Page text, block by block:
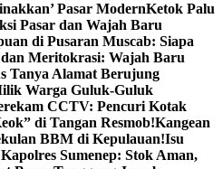
Pasar ModernKetok Palu
Pasar dan Wajah Baru
di Pusaran Muscab: Siapa
dan Meritokrasi: Wajah Baru
Tanya Alamat Berujung
Warga Guluk-Guluk
CCTV: Pencuri Kotak
di Tangan Resmob!Kangean
BBM di Kepulauan!Isu
Sumenep: Stok Aman,